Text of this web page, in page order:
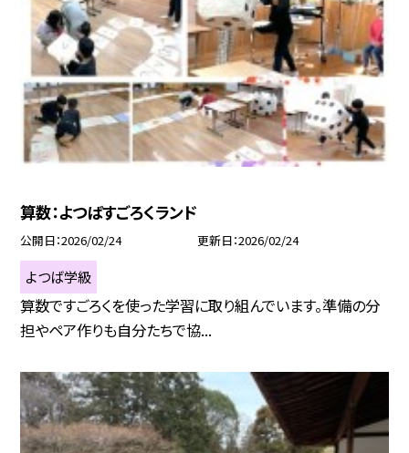
算数：よつばすごろくランド
公開日 2026/02/24 更新日 2026/02/24
よつば学級
算数ですごろくを使った学習に取り組んでいます。準備の分
担やペア作りも自分たちで協...